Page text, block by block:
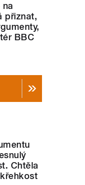
přiznat,
BBC
Chtěla